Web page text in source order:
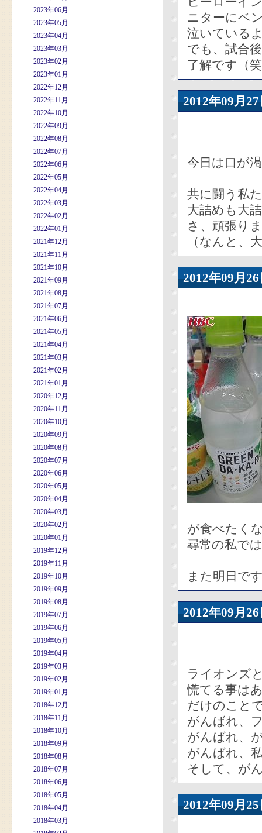
2023年06月
2023年05月
2023年04月
2023年03月
2023年02月
2023年01月
2022年12月
2022年11月
2022年10月
2022年09月
2022年08月
2022年07月
2022年06月
2022年05月
2022年04月
2022年03月
2022年02月
2022年01月
2021年12月
2021年11月
2021年10月
2021年09月
2021年08月
2021年07月
2021年06月
2021年05月
2021年04月
2021年03月
2021年02月
2021年01月
2020年12月
2020年11月
2020年10月
2020年09月
2020年08月
2020年07月
2020年06月
2020年05月
2020年04月
2020年03月
2020年02月
2020年01月
2019年12月
2019年11月
2019年10月
2019年09月
2019年08月
2019年07月
2019年06月
2019年05月
2019年04月
2019年03月
2019年02月
2019年01月
2018年12月
2018年11月
2018年10月
2018年09月
2018年08月
2018年07月
2018年06月
2018年05月
2018年04月
2018年03月
ニターにベ
泣いている
でも、試合
了解です（
2012年09
今日は口が
共に闘う私
大詰めも大
さ、頑張り
（なんと、
2012年09
が食べたく
尋常の私で
また明日で
2012年09
ライオンズ
慌てる事は
だけのこと
がんばれ、
がんばれ、
がんばれ、
そして、が
2012年09